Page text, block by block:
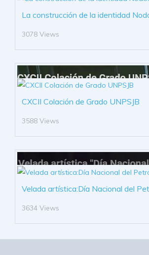
La construcción de la identidad
3078 Views
CXCII Colación de Grado UNPSJB
3588 Views
Velada artística:Día Nacional del
3634 Views